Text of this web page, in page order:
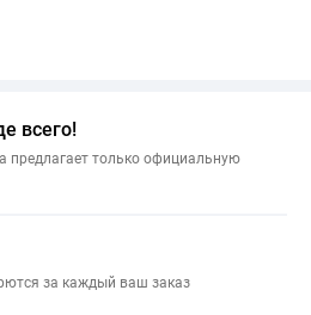
всего!
предлагает только официальную
за каждый ваш заказ